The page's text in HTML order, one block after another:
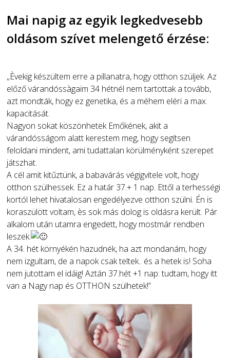
Mai napig az egyik legkedvesebb
oldásom szívet melengető érzése:
„Èvekig készültem erre a pillanatra, hogy otthon szüljek. Az
előző várandóssàgaim 34 hétnél nem tartottak a tovább,
azt mondták, hogy ez genetika, és a méhem eléri a max.
kapacitását.
Nagyon sokat köszönhetek Emőkének, akit a
várandósságom alatt kerestem meg, hogy segítsen
feloldani mindent, ami tudattalan körülményként szerepet
játszhat.
A cél amit kitűztünk, a babavárás végigvitele volt, hogy
otthon szülhessek. Ez a határ 37.+ 1 nap. Ettől a terhességi
kortól lehet hivatalosan engedélyezve otthon szülni. Én is
koraszülött voltam, ès sok más dolog is oldásra került. Pár
alkalom után utamra engedett, hogy mostmár rendben
leszek.
A 34. hét környékén hazudnék, ha azt mondanám, hogy
nem izgultam, de a napok csak teltek.. és a hetek is! Soha
nem jutottam el idáig! Aztán 37.hét +1 nap: tudtam, hogy itt
van a Nagy nap és OTTHON szülhetek!”